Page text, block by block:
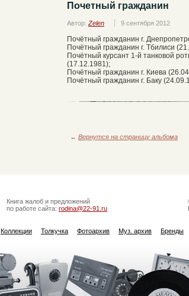
Почетный гражданин
Автор: Zelen 9 сентября 2012
Почётный гражданин г.
Почётный гражданин г. Тбилиси
Почётный курсант 1-й танковой
(17.12.1981);
Почётный гражданин г. Киева
Почётный гражданин г. Баку
← Вернутся на страницу альбома
Книга жалоб и предложений
по работе сайта: rodina@22-91.ru
Коллекции Толкучка Фотоархив Муз. архив Бренды